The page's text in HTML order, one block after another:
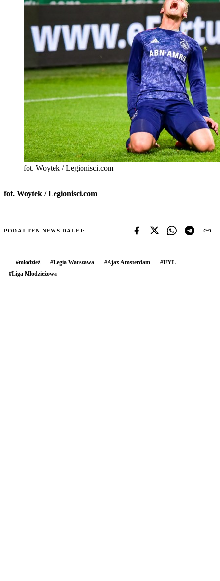
fot. Woytek / Legionisci.com
fot. Woytek / Legionisci.com
PODAJ TEN NEWS DALEJ:
#młodzież #Legia Warszawa #Ajax Amsterdam #UYL
#Liga Młodzieżowa